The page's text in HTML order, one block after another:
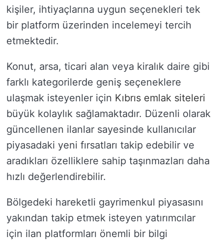
kişiler, ihtiyaçlarına uygun seçenekleri tek
bir platform üzerinden incelemeyi tercih
etmektedir.
Konut, arsa, ticari alan veya kiralık daire gibi
farklı kategorilerde geniş seçeneklere
ulaşmak isteyenler için Kıbrıs emlak siteleri
büyük kolaylık sağlamaktadır. Düzenli olarak
güncellenen ilanlar sayesinde kullanıcılar
piyasadaki yeni fırsatları takip edebilir ve
aradıkları özelliklere sahip taşınmazları daha
hızlı değerlendirebilir.
Bölgedeki hareketli gayrimenkul piyasasını
yakından takip etmek isteyen yatırımcılar
için ilan platformları önemli bir bilgi